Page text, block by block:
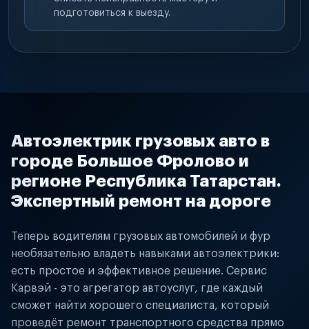
подготовиться к выезду.
Автоэлектрик грузовых авто в
городе Большое Фролово и
регионе Республика Татарстан.
Экспертный ремонт на дороге
Теперь водителям грузовых автомобилей и фур
необязательно владеть навыками автоэлектрики:
есть простое и эффективное решение. Сервис
Карвэй - это агрегатор автоуслуг, где каждый
сможет найти хорошего специалиста, который
проведёт ремонт транспортного средства прямо